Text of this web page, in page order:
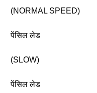
(NORMAL SPEED)
पेंसिल लेड
(SLOW)
पेंसिल लेड